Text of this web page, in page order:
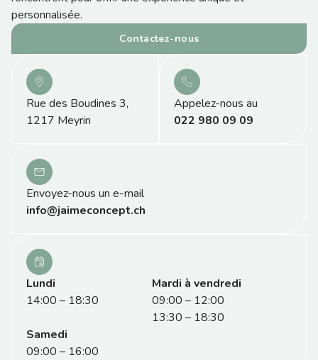
personnalisée.
Contactez-nous
Rue des Boudines 3,
1217 Meyrin
022 980 09 09
Appelez-nous au
info@jaimeconcept.ch
Envoyez-nous un e-mail
Lundi
14:00 – 18:30
Mardi à vendredi
09:00 – 12:00
13:30 – 18:30
Samedi
09:00 – 16:00